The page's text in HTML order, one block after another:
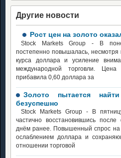
Другие новости
Рост цен на золото
Stock Markets Group - В
постепенно повышалась, несмотря
курса доллара и усиление
международной торговли.
прибавила 0,60 доллара за
Золото пытается
безуспешно
Stock Markets Group - В
частично восстановившись после
днём ранее. Повышенный спрос
ослаблением доллара и
отношении торговой